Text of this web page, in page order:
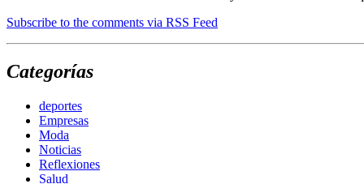
Subscribe to the comments via RSS Feed
Categorías
deportes
Empresas
Moda
Noticias
Reflexiones
Salud